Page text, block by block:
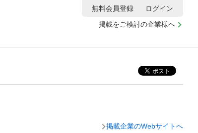
掲載をご検討の企業様へ
無料会員登録 ログイン
掲載企業のWebサイトへ